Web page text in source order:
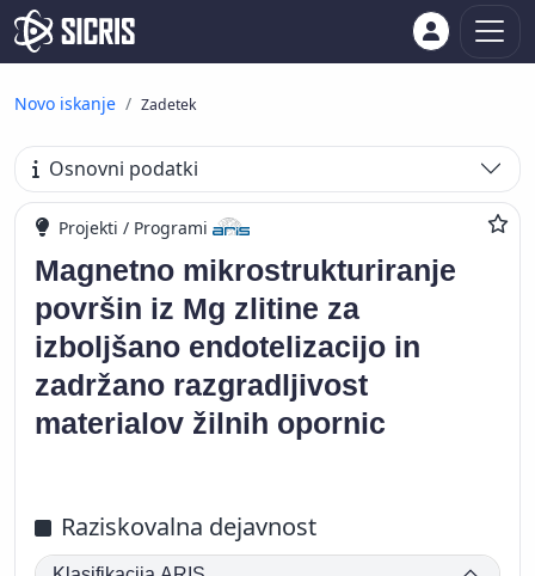
Novo iskanje Zadetek
Osnovni podatki
Projekti / Programi
Magnetno mikrostrukturiranje
površin iz Mg zlitine za
izboljšano endotelizacijo in
zadržano razgradljivost
materialov žilnih opornic
Raziskovalna dejavnost